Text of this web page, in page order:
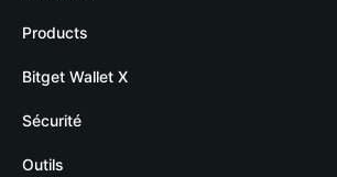
À propos de Bitget Wallet
Blog
Academy
Actualités crypto
Products
Crypto Card
Stablecoin Earn
Payfi Crypto
Bitget Wallet X
Développeurs
Connecter votre portefeuille
Sécurité
Fonds de protection
Outils